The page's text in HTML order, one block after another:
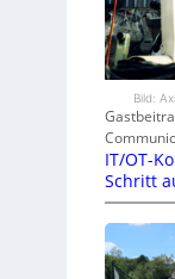
Bild:
IT/OT-
Schritt